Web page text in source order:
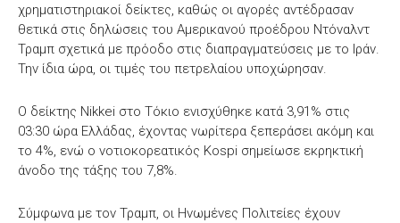
χρηματιστηριακοί δείκτες, καθώς οι αγορές αντέδρασαν
θετικά στις δηλώσεις του Αμερικανού προέδρου Ντόναλντ
Τραμπ σχετικά με πρόοδο στις διαπραγματεύσεις με το Ιράν.
Την ίδια ώρα, οι τιμές του πετρελαίου υποχώρησαν.
Ο δείκτης Nikkei στο Τόκιο ενισχύθηκε κατά 3,91% στις
03:30 ώρα Ελλάδας, έχοντας νωρίτερα ξεπεράσει ακόμη και
το 4%, ενώ ο νοτιοκορεατικός Kospi σημείωσε εκρηκτική
άνοδο της τάξης του 7,8%.
Σύμφωνα με τον Τραμπ, οι Ηνωμένες Πολιτείες έχουν